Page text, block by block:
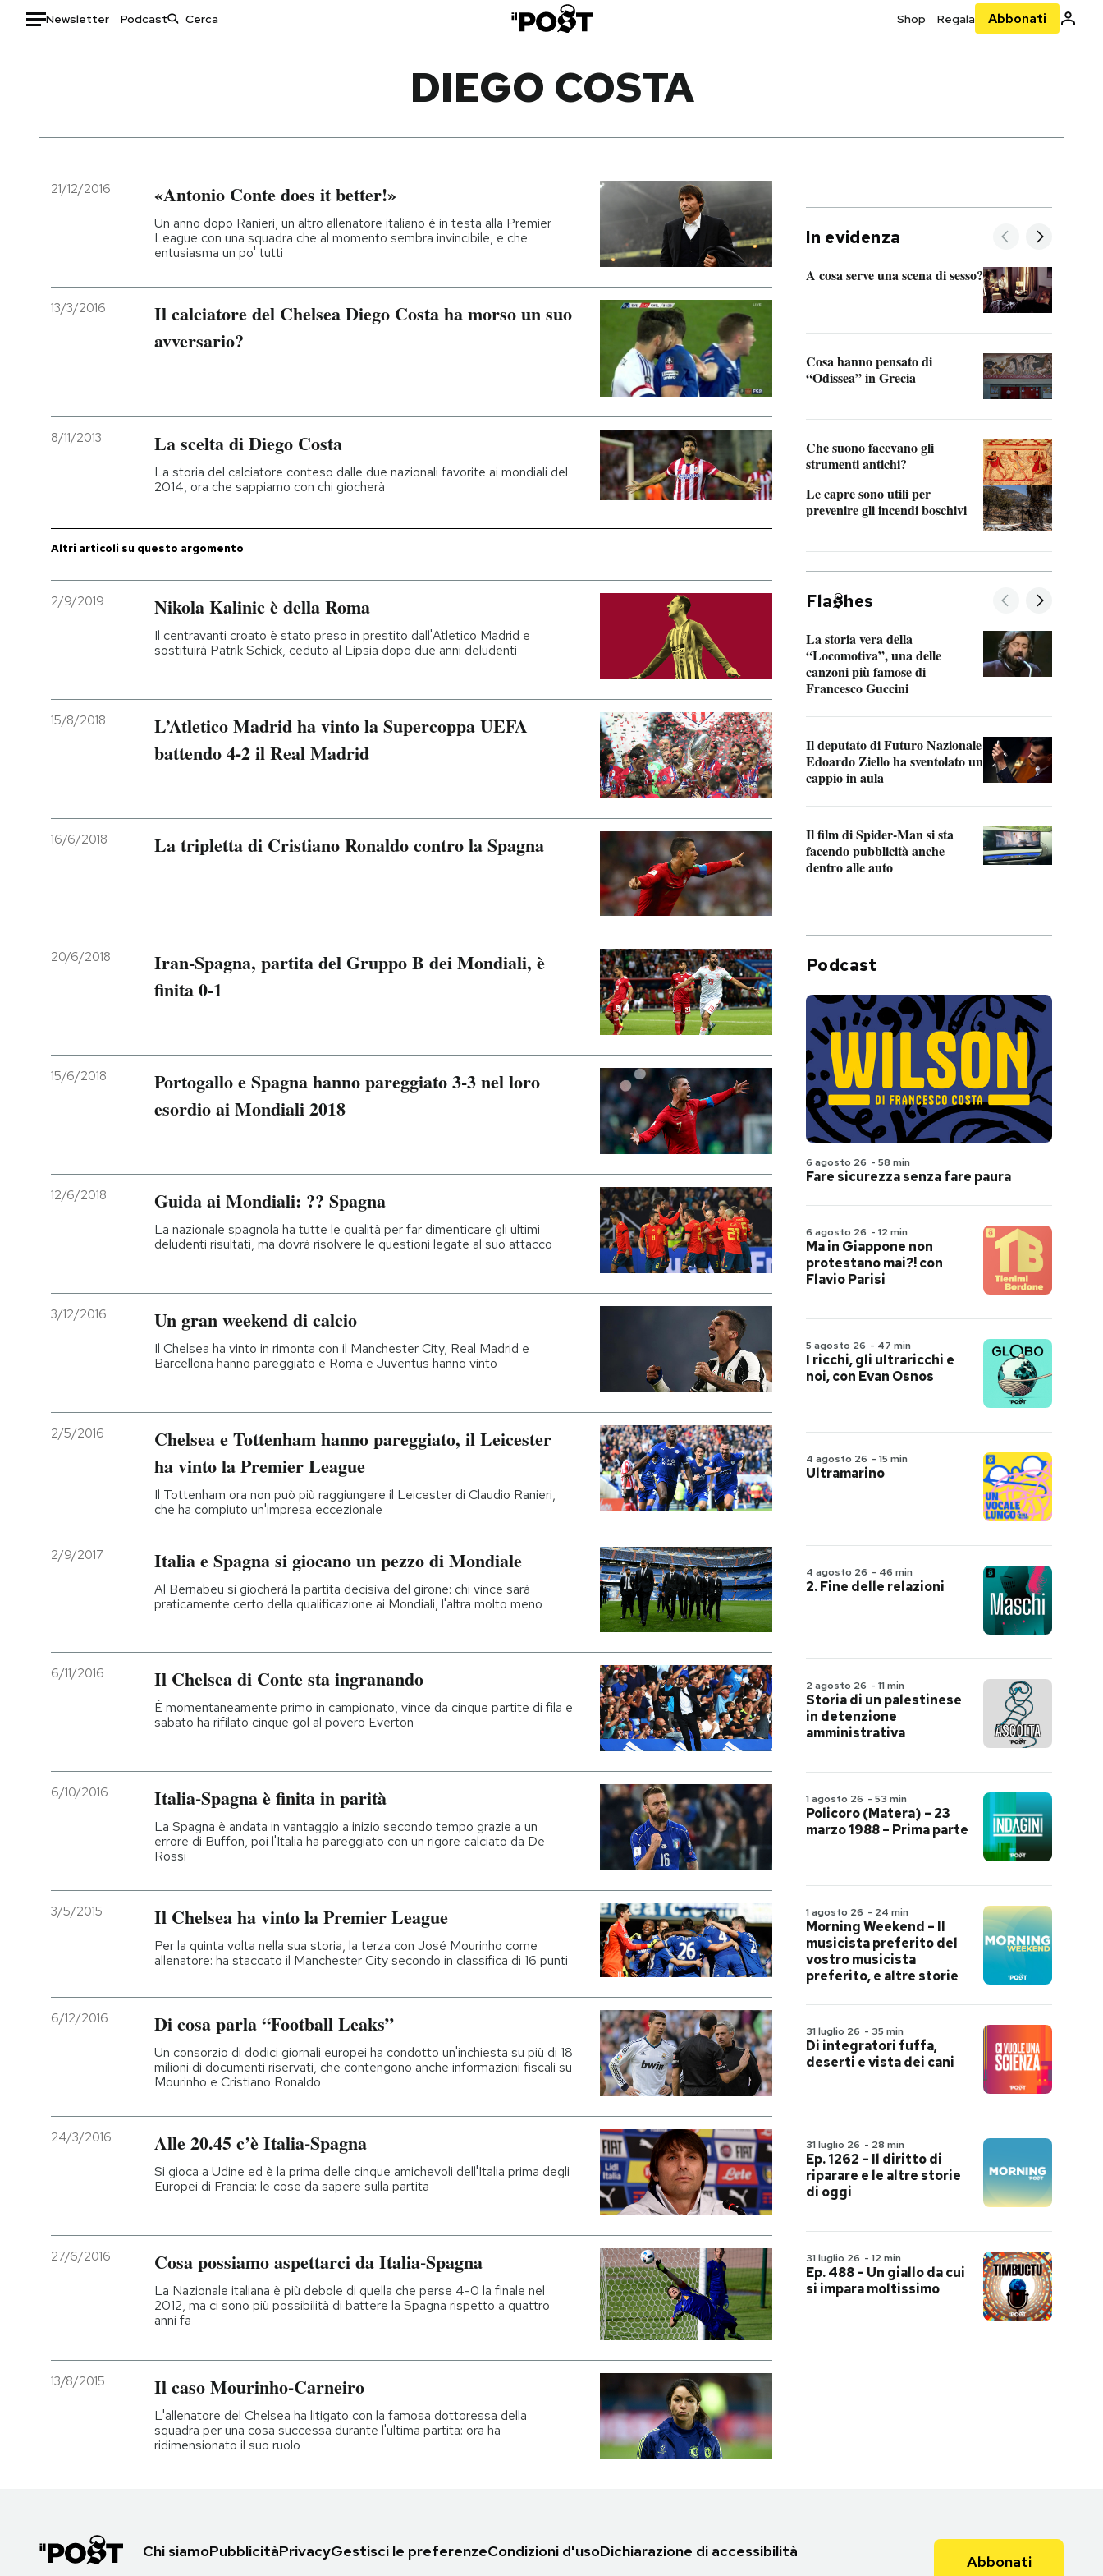
Newsletter Podcast Shop Regala Abbonati
Italia
Politica
Economia
Moda
Ok Boomer!
Media
DIEGO COSTA
21/12/2016 «Antonio Conte does it better!»
Un anno dopo Ranieri, un altro allenatore italiano è in testa alla Premier
League con una squadra che al momento sembra invincibile, e che
entusiasma un po' tutti
13/3/2016
Il calciatore del Chelsea Diego Costa ha morso un suo
avversario?
8/11/2013 La scelta di Diego Costa
La storia del calciatore conteso dalle due nazionali favorite ai mondiali del
2014, ora che sappiamo con chi giocherà
Altri articoli su questo argomento
2/9/2019 Nikola Kalinic è della Roma
Il centravanti croato è stato preso in prestito dall'Atletico Madrid e
sostituirà Patrik Schick, ceduto al Lipsia dopo due anni deludenti
15/8/2018
L’Atletico Madrid ha vinto la Supercoppa UEFA
battendo 4-2 il Real Madrid
16/6/2018 La tripletta di Cristiano Ronaldo contro la Spagna
20/6/2018
Iran-Spagna, partita del Gruppo B dei Mondiali, è
finita 0-1
15/6/2018
Portogallo e Spagna hanno pareggiato 3-3 nel loro
esordio ai Mondiali 2018
12/6/2018 Guida ai Mondiali: ?? Spagna
La nazionale spagnola ha tutte le qualità per far dimenticare gli ultimi
deludenti risultati, ma dovrà risolvere le questioni legate al suo attacco
3/12/2016 Un gran weekend di calcio
Il Chelsea ha vinto in rimonta con il Manchester City, Real Madrid e
Barcellona hanno pareggiato e Roma e Juventus hanno vinto
2/5/2016
Chelsea e Tottenham hanno pareggiato, il Leicester
ha vinto la Premier League
Il Tottenham ora non può più raggiungere il Leicester di Claudio Ranieri,
che ha compiuto un'impresa eccezionale
2/9/2017 Italia e Spagna si giocano un pezzo di Mondiale
Al Bernabeu si giocherà la partita decisiva del girone: chi vince sarà
praticamente certo della qualificazione ai Mondiali, l'altra molto meno
6/11/2016 Il Chelsea di Conte sta ingranando
È momentaneamente primo in campionato, vince da cinque partite di fila e
sabato ha rifilato cinque gol al povero Everton
6/10/2016 Italia-Spagna è finita in parità
La Spagna è andata in vantaggio a inizio secondo tempo grazie a un
errore di Buffon, poi l'Italia ha pareggiato con un rigore calciato da De
Rossi
3/5/2015 Il Chelsea ha vinto la Premier League
Per la quinta volta nella sua storia, la terza con José Mourinho come
allenatore: ha staccato il Manchester City secondo in classifica di 16 punti
6/12/2016 Di cosa parla “Football Leaks”
Un consorzio di dodici giornali europei ha condotto un'inchiesta su più di 18
milioni di documenti riservati, che contengono anche informazioni fiscali su
Mourinho e Cristiano Ronaldo
24/3/2016 Alle 20.45 c’è Italia-Spagna
Si gioca a Udine ed è la prima delle cinque amichevoli dell'Italia prima degli
Europei di Francia: le cose da sapere sulla partita
27/6/2016 Cosa possiamo aspettarci da Italia-Spagna
La Nazionale italiana è più debole di quella che perse 4-0 la finale nel
2012, ma ci sono più possibilità di battere la Spagna rispetto a quattro
anni fa
13/8/2015 Il caso Mourinho-Carneiro
L'allenatore del Chelsea ha litigato con la famosa dottoressa della
squadra per una cosa successa durante l'ultima partita: ora ha
ridimensionato il suo ruolo
In evidenza
A cosa serve una scena di sesso?
Cosa hanno pensato di
“Odissea” in Grecia
Che suono facevano gli
strumenti antichi?
Le capre sono utili per
prevenire gli incendi boschivi
Fla hes
La storia vera della
“Locomotiva”, una delle
canzoni più famose di
Francesco Guccini
Il deputato di Futuro Nazionale
Edoardo Ziello ha sventolato un
cappio in aula
Il film di Spider-Man si sta
facendo pubblicità anche
dentro alle auto
Podcast
6 agosto 26 - 58 min
Fare sicurezza senza fare paura
6 agosto 26 - 12 min
Ma in Giappone non
protestano mai?! con
Flavio Parisi
5 agosto 26 - 47 min
I ricchi, gli ultraricchi e
noi, con Evan Osnos
4 agosto 26 - 15 min
Ultramarino
4 agosto 26 - 46 min
2. Fine delle relazioni
2 agosto 26 - 11 min
Storia di un palestinese
in detenzione
amministrativa
1 agosto 26 - 53 min
Policoro (Matera) – 23
marzo 1988 – Prima parte
1 agosto 26 - 24 min
Morning Weekend – Il
musicista preferito del
vostro musicista
preferito, e altre storie
31 luglio 26 - 35 min
Di integratori fuffa,
deserti e vista dei cani
31 luglio 26 - 28 min
Ep. 1262 – Il diritto di
riparare e le altre storie
di oggi
31 luglio 26 - 12 min
Ep. 488 – Un giallo da cui
si impara moltissimo
Chi siamoPubblicitàPrivacyGestisci le preferenzeCondizioni d'usoDichiarazione di accessibilità
Abbonati